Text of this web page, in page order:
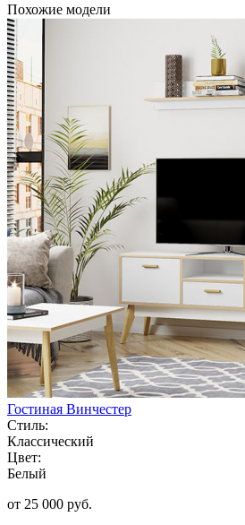
Похожие модели
Гостиная Винчестер
Стиль:
Классический
Цвет:
Белый
от 25 000 руб.